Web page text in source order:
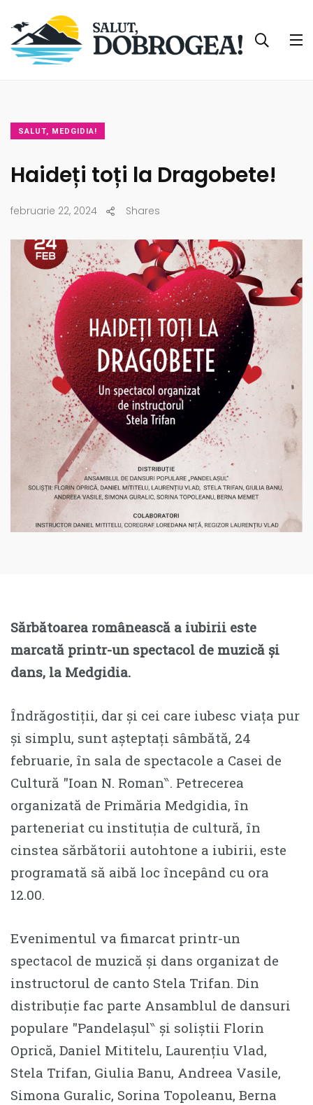
SALUT, MEDGIDIA!
Haideți toți la Dragobete!
februarie 22, 2024 Shares
Sărbătoarea românească a iubirii este
marcată printr-un spectacol de muzică și
dans, la Medgidia.
Îndrăgostiții, dar și cei care iubesc viața pur
și simplu, sunt așteptați sâmbătă, 24
februarie, în sala de spectacole a Casei de
Cultură ″Ioan N. Roman‶. Petrecerea
organizată de Primăria Medgidia, în
parteneriat cu instituția de cultură, în
cinstea sărbătorii autohtone a iubirii, este
programată să aibă loc începând cu ora
12.00.
Evenimentul va fimarcat printr-un
spectacol de muzică și dans organizat de
instructorul de canto Stela Trifan. Din
distribuție fac parte Ansamblul de dansuri
populare ″Pandelașul‶ și soliștii Florin
Oprică, Daniel Mititelu, Laurențiu Vlad,
Stela Trifan, Giulia Banu, Andreea Vasile,
Simona Guralic, Sorina Topoleanu, Berna